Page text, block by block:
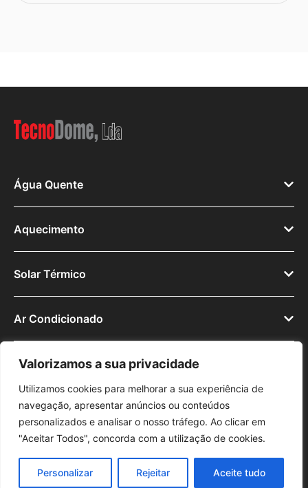
Valorizamos a sua privacidade
Utilizamos cookies para melhorar a sua experiência de
navegação, apresentar anúncios ou conteúdos
personalizados e analisar o nosso tráfego. Ao clicar em
"Aceitar Todos", concorda com a utilização de cookies.
Personalizar Rejeitar Aceite tudo
Água Quente
Aquecimento
Solar Térmico
Ar Condicionado
© 2025
Tecnodome
Lda.
Política de PrivacidadeAvisos LegaisR.A.L.
Livro de Reclamações Online